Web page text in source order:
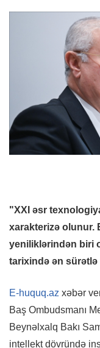
"XXI əsr
xarakterizə olunur.
yeniliklərindən biri
tarixində ən
E-huquq.az xəbər
Baş Ombudsmanı
Beynəlxalq Bakı
intellekt dövründə